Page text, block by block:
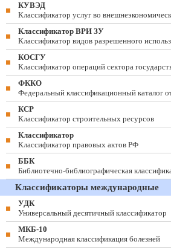
КУВЭД
Классификатор услуг во
Классификатор ВРИ ЗУ
Классификатор видов разрешенного
КОСГУ
Классификатор операций сектора
ФККО
Федеральный классификационный каталог
КСР
Классификатор строительных ресурсов
Классификатор
Классификатор правовых актов РФ
ББК
Библиотечно-библиографическая
Классификаторы международные
УДК
Универсальный десятичный классификатор
МКБ-10
Международная классификация болезней